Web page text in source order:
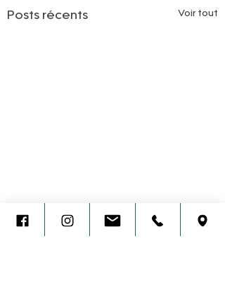
Posts récents Voir tout